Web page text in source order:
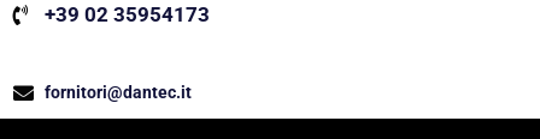
+39 02 35954173
fornitori@dantec.it